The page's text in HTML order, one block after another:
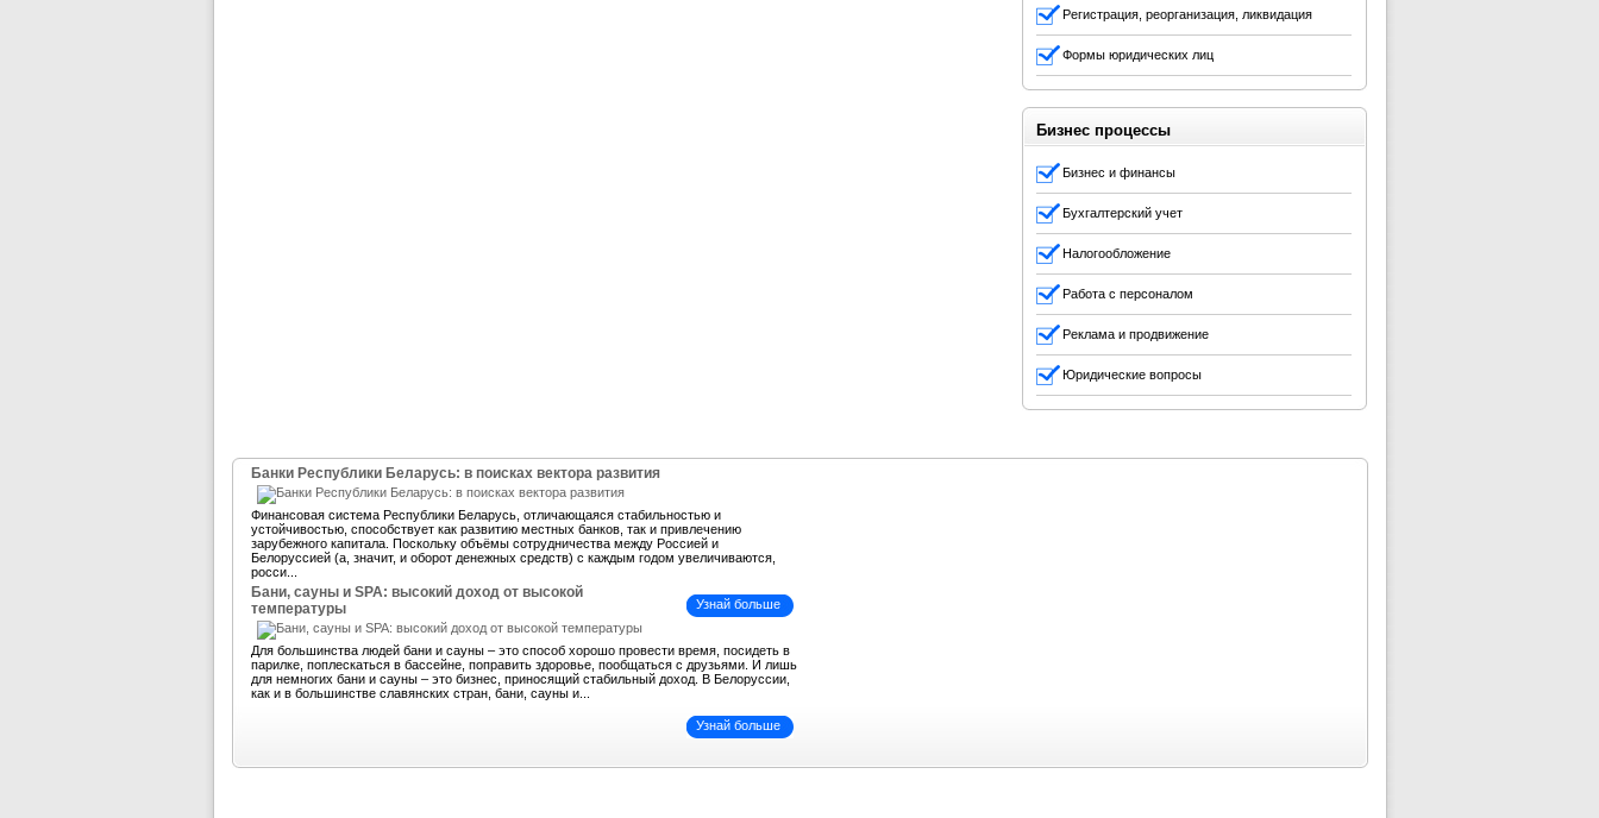
Регистрация, реорганизация, ликвидация
Формы юридических лиц
Бизнес процессы
Бизнес и финансы
Бухгалтерский учет
Налогообложение
Работа с персоналом
Реклама и продвижение
Юридические вопросы
Банки Республики Беларусь: в поисках вектора развития
Финансовая система Республики Беларусь, отличающаяся стабильностью и
устойчивостью, способствует как развитию местных банков, так и привлечению
зарубежного капитала. Поскольку объёмы сотрудничества между Россией и
Белоруссией (а, значит, и оборот денежных средств) с каждым годом увеличиваются,
росси...
Узнай больше
Бани, сауны и SPA: высокий доход от высокой
температуры
Для большинства людей бани и сауны – это способ хорошо провести время, посидеть в
парилке, поплескаться в бассейне, поправить здоровье, пообщаться с друзьями. И лишь
для немногих бани и сауны – это бизнес, приносящий стабильный доход. В Белоруссии,
как и в большинстве славянских стран, бани, сауны и...
Узнай больше